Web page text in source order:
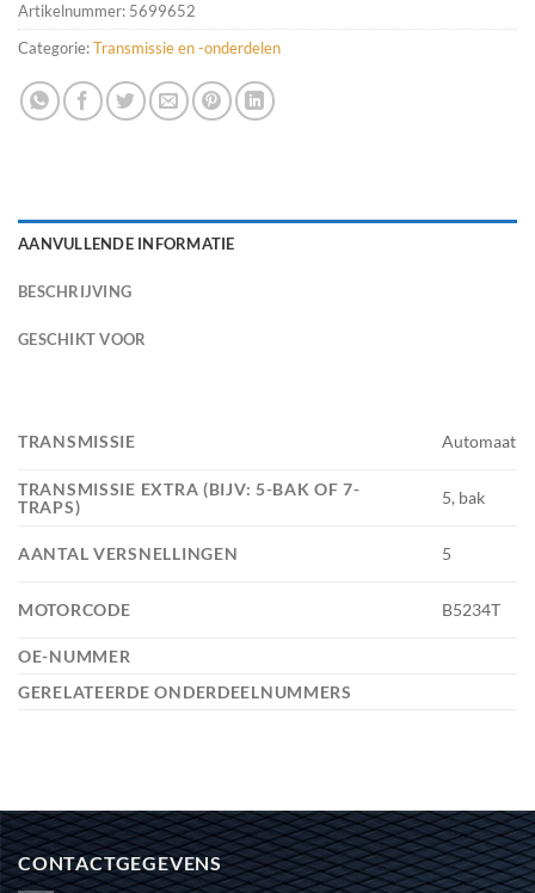
Artikelnummer: 5699652
Categorie:Transmissie en -onderdelen
AANVULLENDE INFORMATIE
BESCHRIJVING
GESCHIKT VOOR
TRANSMISSIE Automaat
TRANSMISSIE EXTRA (BIJV: 5-BAK OF 7-
TRAPS)
5, bak
AANTAL VERSNELLINGEN 5
MOTORCODE B5234T
OE-NUMMER
GERELATEERDE ONDERDEELNUMMERS
CONTACTGEGEVENS